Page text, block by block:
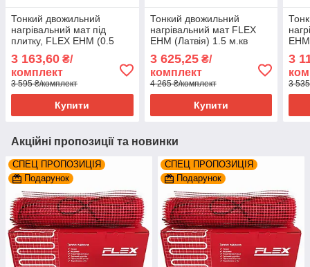
Тонкий двожильний
нагрівальний мат під
плитку, FLEX EHM (0.5
м.кв) 87.5 Вт серія Terneo
SТ
3 163,60 ₴/
комплект
3 595 ₴/комплект
Купити
Тонкий двожильний
нагрівальний мат FLEX
EHM (Латвія) 1.5 м.кв
серія RTC 70.26
3 625,25₴/
комплект
4 265 ₴/комплект
Купити
3
3
Акційні пропозиції та новинки
СПЕЦ ПРОПОЗИЦІЯ
Подарунок
СПЕЦ ПРОПОЗИЦІЯ
Подарунок